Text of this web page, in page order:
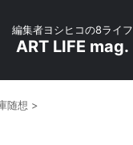
編集者ヨシヒコの8ライフ
ART LIFE mag.
随想 >